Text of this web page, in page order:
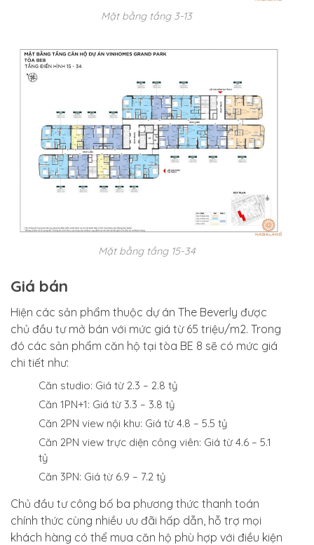
Mặt bằng tầng 3-13
Mặt bằng tầng 15-34
Giá bán
Hiện các sản phẩm thuộc dự án The Beverly được
chủ đầu tư mở bán với mức giá từ 65 triệu/m2. Trong
đó các sản phẩm căn hộ tại tòa BE 8 sẽ có mức giá
chi tiết như:
Căn studio: Giá từ 2.3 – 2.8 tỷ
Căn 1PN+1: Giá từ 3.3 – 3.8 tỷ
Căn 2PN view nội khu: Giá từ 4.8 – 5.5 tỷ
Căn 2PN view trực diện công viên: Giá từ 4.6 – 5.1
tỷ
Căn 3PN: Giá từ 6.9 – 7.2 tỷ
Chủ đầu tư công bố ba phương thức thanh toán
chính thức cùng nhiều ưu đãi hấp dẫn, hỗ trợ mọi
khách hàng có thể mua căn hộ phù hợp với điều kiện